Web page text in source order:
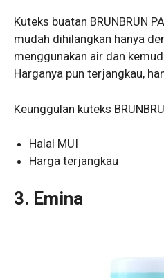
Kuteks buatan BRUNBRUN
mudah dihilangkan hanya
menggunakan air dan
Harganya pun terjangkau,
Keunggulan kuteks
Halal MUI
Harga terjangkau
3. Emina